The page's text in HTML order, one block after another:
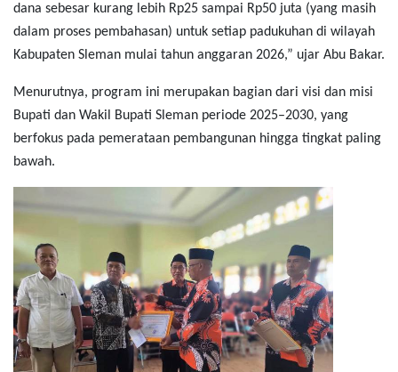
dana sebesar kurang lebih Rp25 sampai Rp50 juta (yang masih
dalam proses pembahasan) untuk setiap padukuhan di wilayah
Kabupaten Sleman mulai tahun anggaran 2026,” ujar Abu Bakar.
Menurutnya, program ini merupakan bagian dari visi dan misi
Bupati dan Wakil Bupati Sleman periode 2025–2030, yang
berfokus pada pemerataan pembangunan hingga tingkat paling
bawah.